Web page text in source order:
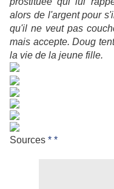
alors de l'argent pour
qu'il ne veut pas
mais accepte. Doug
la vie de la jeune fille.
Sources * *